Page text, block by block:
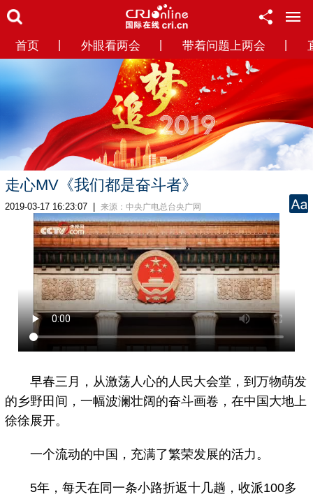
首页 外眼看两会 带着问题上两会
走心MV《我们都是奋斗者》
2019-03-17 16:23:07 |来源：中央广电总台央广网
早春三月，从激荡人心的人民大会堂，到万物萌发
的乡野田间，一幅波澜壮阔的奋斗画卷，在中国大地上
徐徐展开。
一个流动的中国，充满了繁荣发展的活力。
5年，每天在同一条小路折返十几趟，收派100多